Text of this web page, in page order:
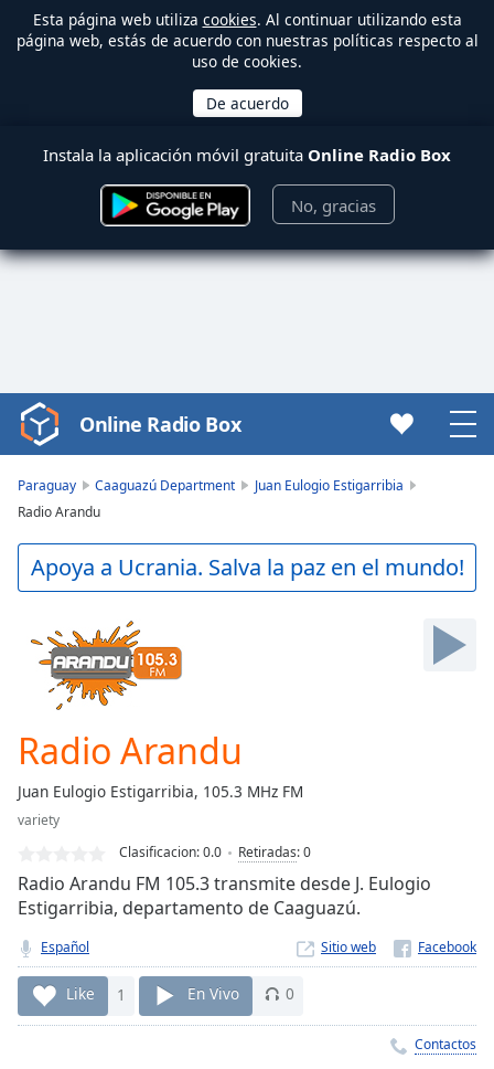
Esta página web utiliza cookies. Al continuar utilizando esta
página web, estás de acuerdo con nuestras políticas respecto al
uso de cookies.
Instala la aplicación móvil gratuita Online Radio Box
No, gracias
Video
Player
loading.
Video
Play
Skip
Forward
Current
0:00
Duration
-:-
Loaded:
0.00%
TypeLIVE
Seek to
live,
currently
behind
liveLIVE
Remaining
Time-
Online Radio Box
Paraguay Caaguazú Department
Juan Eulogio Estigarribia
Radio Arandu
Apoya a Ucrania. Salva la paz en el mundo!
Radio Arandu
Juan Eulogio Estigarribia, 105.3 MHz FM
variety
Clasificacion:0.0 Retiradas:0
Radio Arandu FM 105.3 transmite desde J. Eulogio
Estigarribia, departamento de Caaguazú.
Español Sitio web
Like 1 En Vivo 0
Contactos